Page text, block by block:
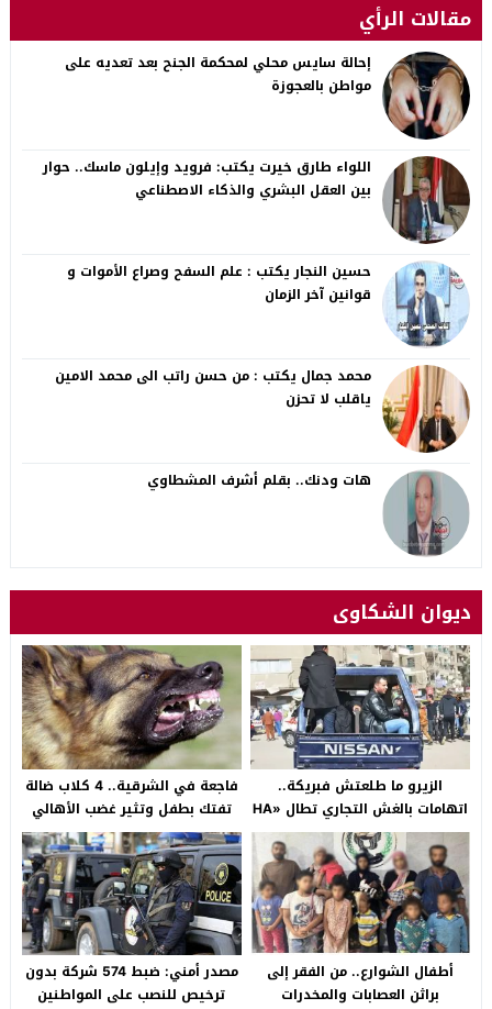
مقالات الرأي
إحالة سايس محلي لمحكمة الجنح بعد تعديه على
مواطن بالعجوزة
اللواء طارق خيرت يكتب: فرويد وإيلون ماسك.. حوار
بين العقل البشري والذكاء الاصطناعي
حسين النجار يكتب : علم السفح وصراع الأموات و
قوانين آخر الزمان
محمد جمال يكتب : من حسن راتب الى محمد الامين
ياقلب لا تحزن
هات ودنك.. بقلم أشرف المشطاوي
ديوان الشكاوى
الزيرو ما طلعتش فبريكة..
اتهامات بالغش التجاري تطال «HA
Auto التجمع».. شكوى شراء
سيارة بـ3 ملايين جنيه تفجّر الأزمة
فاجعة في الشرقية.. 4 كلاب ضالة
تفتك بطفل وتثير غضب الأهالي
بالصالحية الجديدة
أطفال الشوارع.. من الفقر إلى
براثن العصابات والمخدرات
مصدر أمني: ضبط 574 شركة بدون
ترخيص للنصب على المواطنين